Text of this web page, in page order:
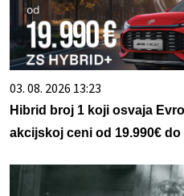
03. 08. 2026 13:23
Hibrid broj 1 koji osvaja
akcijskoj ceni od 19.990€ do